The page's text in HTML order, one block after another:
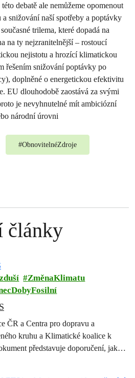
debatě ale nemůžeme opomenout
snižování naší spotřeby a poptávky
trilema, které dopadá na
na ty nejzranitelnější – rostoucí
nejistotu a hrozící klimatickou
řešením snižování poptávky po
doplněné o energetickou efektivitu
EU dlouhodobě zaostává za svými
je nevyhnutelné mít ambiciózní
národní úrovni
#ObnovitelnéZdroje
články
ZměnaKlimatu
ČR a Centra pro dopravu a
kruhu a Klimatické koalice k
představuje doporučení, jak